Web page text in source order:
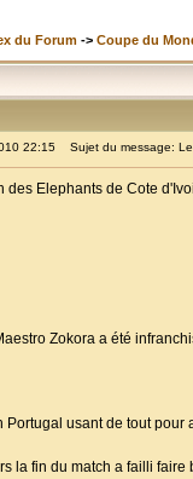
du Forum -> Coupe du
22:15 Sujet du message:
des Elephants de Cote
Zokora a été
Portugal usant de tout
la fin du match a failli